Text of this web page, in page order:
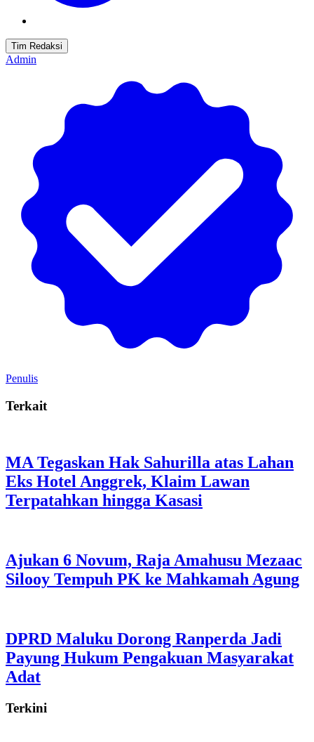
Tim Redaksi
Admin
Penulis
Terkait
MA Tegaskan Hak Sahurilla atas Lahan
Eks Hotel Anggrek, Klaim Lawan
Terpatahkan hingga Kasasi
Ajukan 6 Novum, Raja Amahusu Mezaac
Silooy Tempuh PK ke Mahkamah Agung
DPRD Maluku Dorong Ranperda Jadi
Payung Hukum Pengakuan Masyarakat
Adat
Terkini